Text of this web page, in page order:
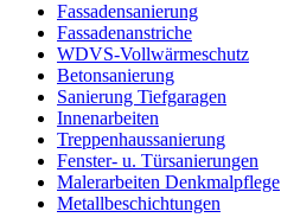
Fassadensanierung
Fassadenanstriche
WDVS-Vollwärmeschutz
Betonsanierung
Sanierung Tiefgaragen
Innenarbeiten
Treppenhaussanierung
Fenster- u. Türsanierungen
Malerarbeiten Denkmalpflege
Metallbeschichtungen